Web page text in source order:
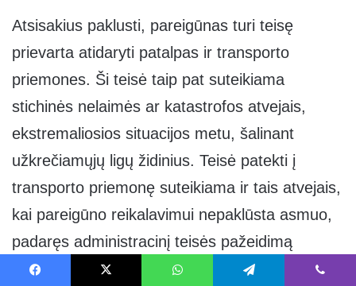
Atsisakius paklusti, pareigūnas turi teisę
prievarta atidaryti patalpas ir transporto
priemones. Ši teisė taip pat suteikiama
stichinės nelaimės ar katastrofos atvejais,
ekstremaliosios situacijos metu, šalinant
užkrečiamųjų ligų židinius. Teisė patekti į
transporto priemonę suteikiama ir tais atvejais,
kai pareigūno reikalavimui nepaklūsta asmuo,
padaręs administracinį teisės pažeidimą
(nusižengimą) ar įtariamas jo padarymu. Apie